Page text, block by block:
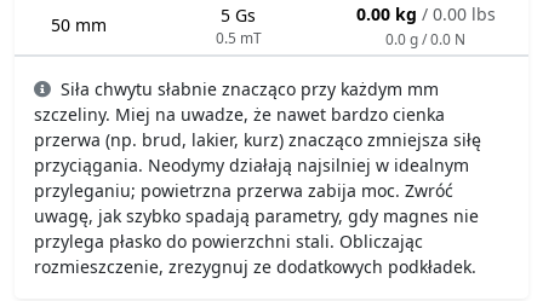
50 mm 5 Gs
0.5 mT
0.00 kg / 0.00 lbs
0.0 g / 0.0 N
Siła chwytu słabnie znacząco przy każdym mm
szczeliny. Miej na uwadze, że nawet bardzo cienka
przerwa (np. brud, lakier, kurz) znacząco zmniejsza siłę
przyciągania. Neodymy działają najsilniej w idealnym
przyleganiu; powietrzna przerwa zabija moc. Zwróć
uwagę, jak szybko spadają parametry, gdy magnes nie
przylega płasko do powierzchni stali. Obliczając
rozmieszczenie, zrezygnuj ze dodatkowych podkładek.